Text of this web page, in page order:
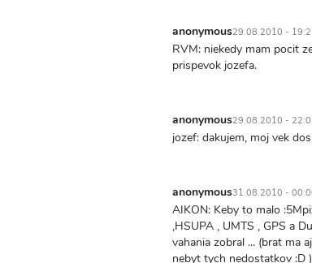
anonymous29.08.2010 -
RVM: niekedy mam pocit
prispevok jozefa.
anonymous29.08.2010 -
jozef: dakujem, moj vek
anonymous31.08.2010 -
AIKON: Keby to malo
,HSUPA , UMTS , GPS a
vahania zobral ... (brat ma
nebyt tych nedostatkov :D